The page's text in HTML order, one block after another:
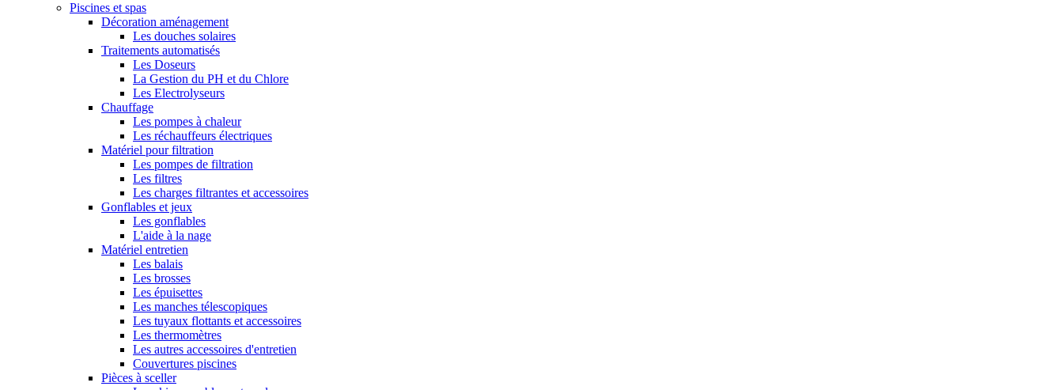
Piscines et spas
Décoration aménagement
Les douches solaires
Traitements automatisés
Les Doseurs
La Gestion du PH et du Chlore
Les Electrolyseurs
Chauffage
Les pompes à chaleur
Les réchauffeurs électriques
Matériel pour filtration
Les pompes de filtration
Les filtres
Les charges filtrantes et accessoires
Gonflables et jeux
Les gonflables
L'aide à la nage
Matériel entretien
Les balais
Les brosses
Les épuisettes
Les manches télescopiques
Les tuyaux flottants et accessoires
Les thermomètres
Les autres accessoires d'entretien
Couvertures piscines
Pièces à sceller